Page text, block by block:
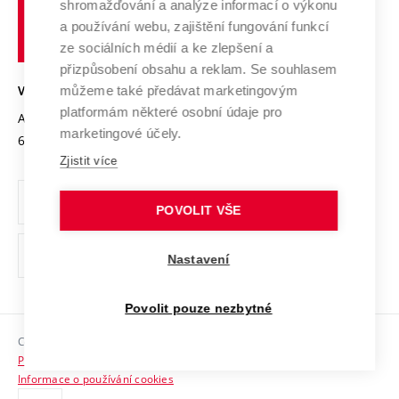
Transfer znalostí
Open Science
Projekty
Projekty ze strukturálních fondů
Specifický výzkum
Mezinárodní dohody
Univerzitní sítě
Udržitelná univerzita
Podnikavá univerzita / ContriBUTe
Bezpečná univerzita
Vyznamenání
Organizační struktura
Ochrana osobních údajů
odkaz)
Sociální bezpečí
HR Award
učení
technické
Brně
VYSOKÉ UČENÍ TECHNICKÉ V BRNĚ
Antonínská 548/1
602 00 Brno
www.vut.cz
vut@vutbr.cz
Copyright © 2026 VUT
Prohlášení o přístupnosti
Informace o používání cookies
shromažďování a analýze informací o výkonu
a používání webu, zajištění fungování funkcí
ze sociálních médií a ke zlepšení a
přizpůsobení obsahu a reklam. Se souhlasem
můžeme také předávat marketingovým
platformám některé osobní údaje pro
marketingové účely.
Zjistit více
POVOLIT VŠE
Nastavení
Povolit pouze nezbytné